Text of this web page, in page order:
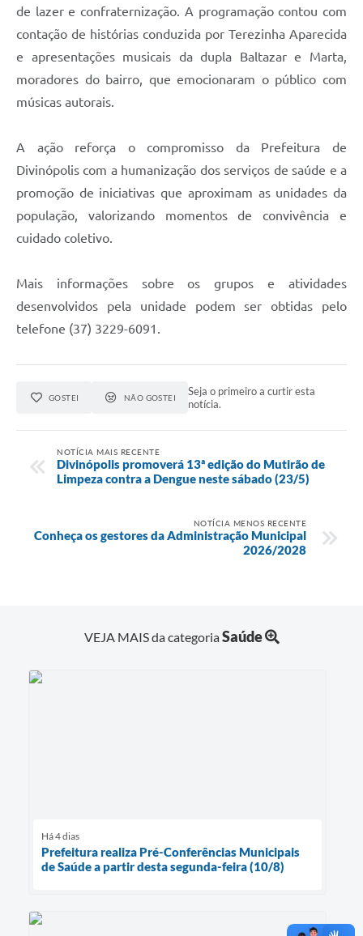
de lazer e confraternização. A programação contou com
contação de histórias conduzida por Terezinha Aparecida
e apresentações musicais da dupla Baltazar e Marta,
moradores do bairro, que emocionaram o público com
músicas autorais.
A ação reforça o compromisso da Prefeitura de
Divinópolis com a humanização dos serviços de saúde e a
promoção de iniciativas que aproximam as unidades da
população, valorizando momentos de convivência e
cuidado coletivo.
Mais informações sobre os grupos e atividades
desenvolvidos pela unidade podem ser obtidas pelo
telefone (37) 3229-6091.
GOSTEI NÃO GOSTEI
Seja o primeiro a curtir esta
notícia.
NOTÍCIA MAIS RECENTE
Divinópolis promoverá 13ª edição do Mutirão de
Limpeza contra a Dengue neste sábado (23/5)
NOTÍCIA MENOS RECENTE
Conheça os gestores da Administração Municipal
2026/2028
VEJA MAIS da categoriaSaúde
Há 4 dias
Prefeitura realiza Pré-Conferências Municipais
de Saúde a partir desta segunda-feira (10/8)